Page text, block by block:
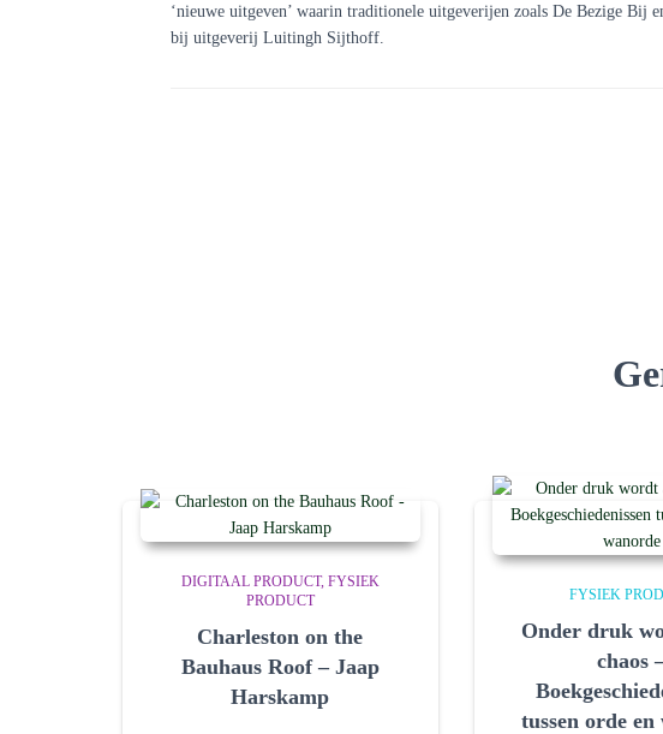
‘nieuwe uitgeven’ waarin traditionele uitgeverijen zoals De Bezige Bij
bij uitgeverij Luitingh Sijthoff.
DIGITAAL PRODUCT FYSIEK
PRODUCT
Charleston on the
Bauhaus Roof – Jaap
Harskamp
FYSIEK
Onder druk
chaos
tussen orde en